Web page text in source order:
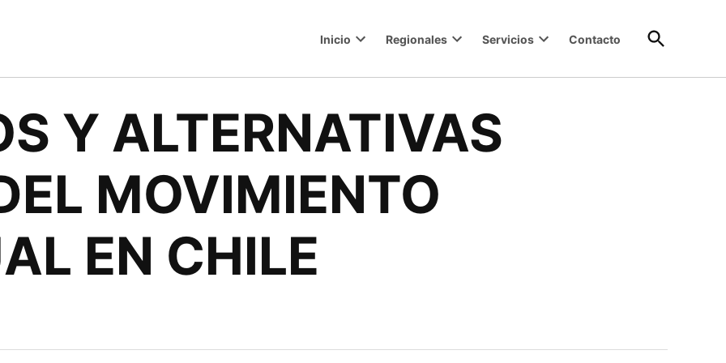
Inicio Regionales Servicios Contacto
Open
Search
Y ALTERNATIVAS
MOVIMIENTO
EN CHILE